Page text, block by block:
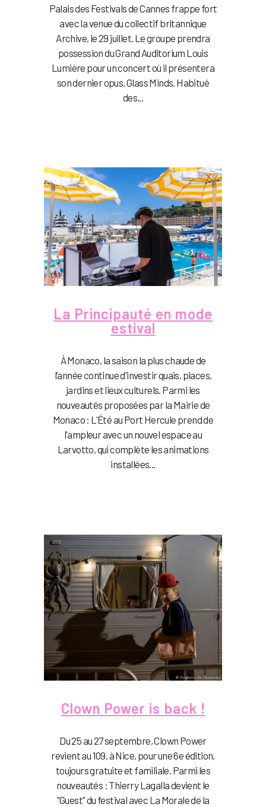
Palais des Festivals de Cannes frappe fort
avec la venue du collectif britannique
Archive, le 29 juillet. Le groupe prendra
possession du Grand Auditorium Louis
Lumière pour un concert où il présentera
son dernier opus, Glass Minds. Habitué
des...
La Principauté en mode
estival
À Monaco, la saison la plus chaude de
l’année continue d'investir quais, places,
jardins et lieux culturels. Parmi les
nouveautés proposées par la Mairie de
Monaco : L'Été au Port Hercule prend de
l'ampleur avec un nouvel espace au
Larvotto, qui complète les animations
installées...
Clown Power is back !
Du 25 au 27 septembre, Clown Power
revient au 109, à Nice, pour une 6e édition,
toujours gratuite et familiale. Parmi les
nouveautés : Thierry Lagalla devient le
"Guest" du festival avec La Morale de la